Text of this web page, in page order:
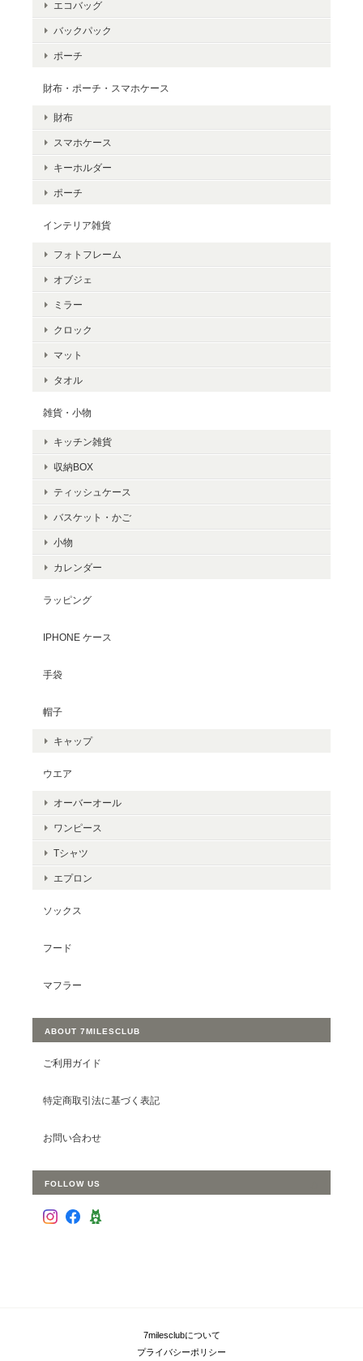
エコバッグ
バックパック
ポーチ
財布・ポーチ・スマホケース
財布
スマホケース
キーホルダー
ポーチ
インテリア雑貨
フォトフレーム
オブジェ
ミラー
クロック
マット
タオル
雑貨・小物
キッチン雑貨
収納BOX
ティッシュケース
バスケット・かご
小物
カレンダー
ラッピング
IPHONE ケース
手袋
帽子
キャップ
ウエア
オーバーオール
ワンピース
Tシャツ
エプロン
ソックス
フード
マフラー
ABOUT 7MILESCLUB
ご利用ガイド
特定商取引法に基づく表記
お問い合わせ
FOLLOW US
7milesclubについて
プライバシーポリシー